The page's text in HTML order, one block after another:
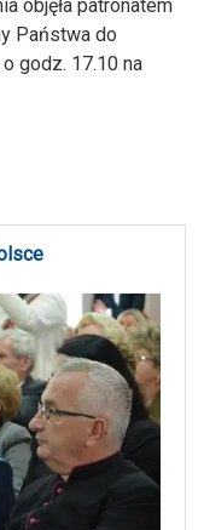
objęła patronatem
Państwa do
godz. 17.10 na